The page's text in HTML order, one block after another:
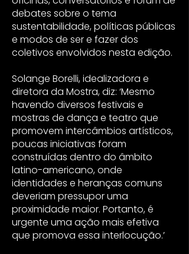
debates sobre o tema
sustentabilidade, políticas públicas
e modos de ser e fazer dos
coletivos envolvidos nesta edição.
Solange Borelli, idealizadora e
diretora da Mostra, diz: ‘Mesmo
havendo diversos festivais e
mostras de dança e teatro que
promovem intercâmbios artísticos,
poucas iniciativas foram
construídas dentro do âmbito
latino-americano, onde
identidades e heranças comuns
deveriam pressupor uma
proximidade maior. Portanto, é
urgente uma ação mais efetiva
que promova essa interlocução.’